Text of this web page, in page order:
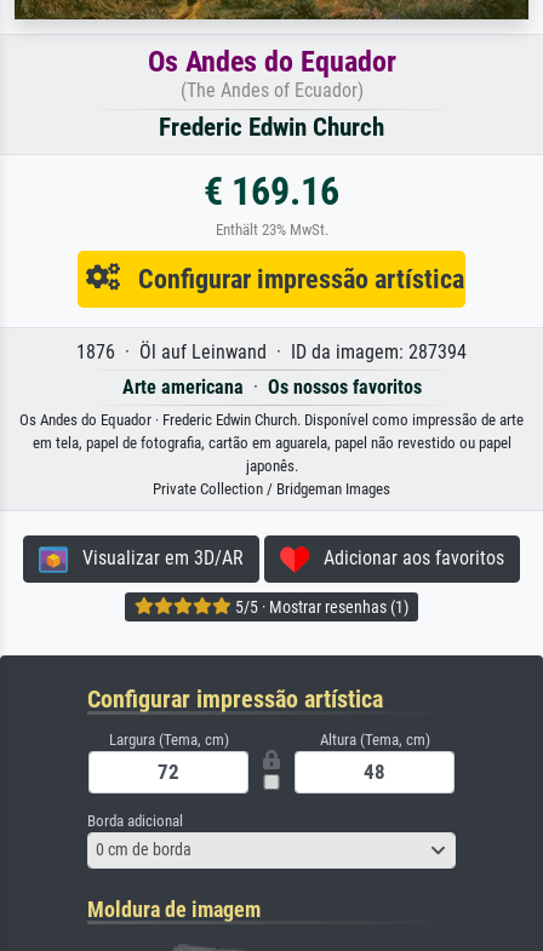
Os Andes do Equador
(The Andes of Ecuador)
Frederic Edwin Church
€ 169.16
Enthält 23% MwSt.
Configurar impressão artística
1876 · Öl auf Leinwand · ID da imagem: 287394
Arte americana · Os nossos favoritos
Os Andes do Equador · Frederic Edwin Church. Disponível como impressão de arte
em tela, papel de fotografia, cartão em aguarela, papel não revestido ou papel
japonês.
Private Collection / Bridgeman Images
Visualizar em 3D/AR Adicionar aos favoritos
5/5 · Mostrar resenhas (1)
Configurar impressão artística
Largura (Tema, cm) Altura (Tema, cm)
Borda adicional
0 cm de borda
Moldura de imagem